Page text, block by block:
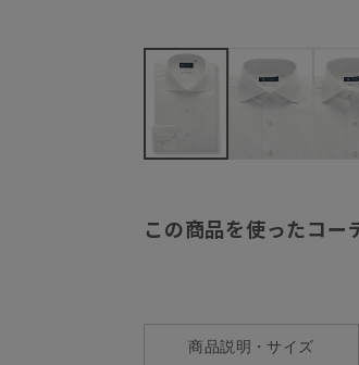
この商品を使ったコー
商品説明・サイズ